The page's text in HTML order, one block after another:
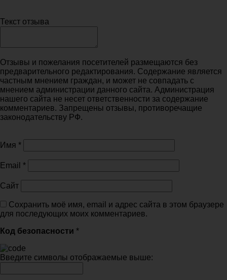
Текст отзыва
Отзывы и пожелания посетителей размещаются без
предварительного редактирования. Содержание является
частным мнением граждан, и может не совпадать с
мнением администрации данного сайта. Администрация
нашего сайта не несет ответственности за содержание
комментариев. Запрещены отзывы, противоречащие
законодательству РФ.
Имя *
Email *
Сайт
Сохранить моё имя, email и адрес сайта в этом браузере
для последующих моих комментариев.
Код безопасности *
Введите символы отображаемые выше: